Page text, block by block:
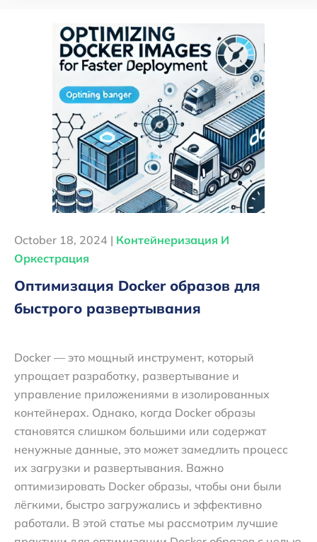
October 18, 2024 | Контейнеризация И
Оркестрация
Оптимизация Docker образов для
быстрого развертывания
Docker — это мощный инструмент, который
упрощает разработку, развертывание и
управление приложениями в изолированных
контейнерах. Однако, когда Docker образы
становятся слишком большими или содержат
ненужные данные, это может замедлить процесс
их загрузки и развертывания. Важно
оптимизировать Docker образы, чтобы они были
лёгкими, быстро загружались и эффективно
работали. В этой статье мы рассмотрим лучшие